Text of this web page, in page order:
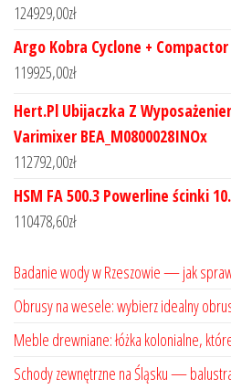
124929,00zł
Argo Kobra Cyclone + Compactor
119925,00zł
Hert.Pl Ubijaczka Z
Varimixer BEA_M0800028INOx
112792,00zł
HSM FA 500.3 Powerline ścinki
110478,60zł
Badanie wody w Rzeszowie — jak
Obrusy na wesele: wybierz idealny
Meble drewniane: łóżka kolonialne,
Schody zewnętrzne na Śląsku —